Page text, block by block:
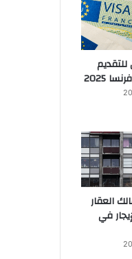
2025
العقار
في